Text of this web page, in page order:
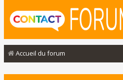
Accueil du forum